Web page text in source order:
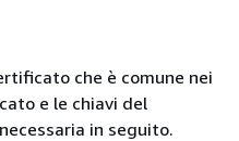
che è comune nei
e le chiavi del
in seguito.